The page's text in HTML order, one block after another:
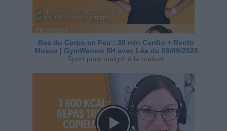
Bas du Corps en Feu : 30 min Cardio + Renfo
Muscu | GymWaouw 8H avec Léa du 03/09/2025
Sport pour maigrir à la maison